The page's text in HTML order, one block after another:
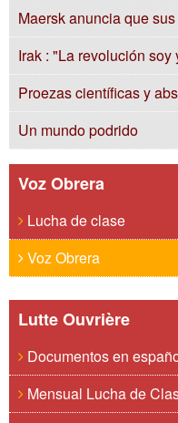
Maersk anuncia que
Irak : "La revolución soy
Proezas científicas y
Un mundo podrido
Voz Obrera
Lucha de clase
Voz Obrera
Lutte Ouvrière
Documentos en
Mensual Lucha de